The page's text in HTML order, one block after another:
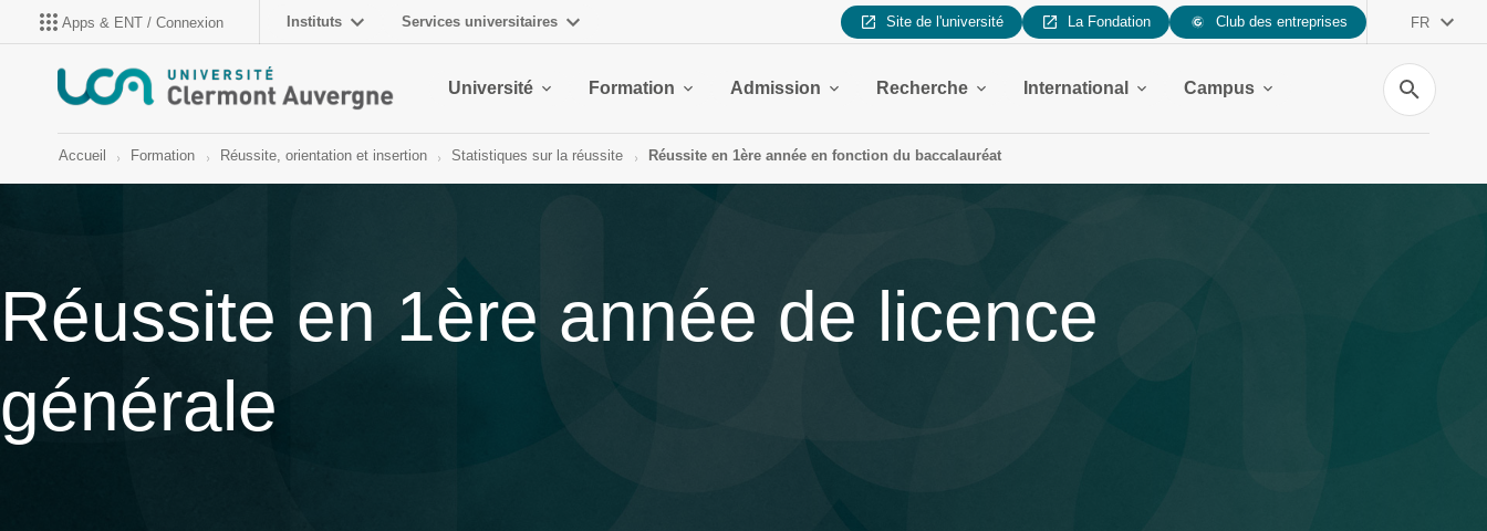
Apps & ENT / Connexion Instituts Services universitaires Site de l'université La Fondation Club des entreprises FR
Université Formation Admission Recherche International Campus
Recherche
Accueil Formation Réussite, orientation et insertion Statistiques sur la réussite Réussite en 1ère année en fonction du baccalauréat
Réussite en 1ère année de licence
générale